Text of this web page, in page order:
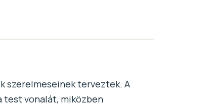
szerelmeseinek terveztek. A
test vonalát, miközben